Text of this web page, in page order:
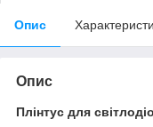
Опис
Опис
Плінтус для